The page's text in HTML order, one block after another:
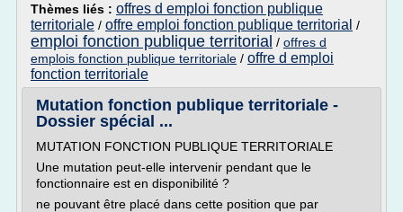
Thèmes liés : offres d emploi fonction publique
territoriale / offre emploi fonction publique territorial /
emploi fonction publique territorial / offres d
emplois fonction publique territoriale / offre d emploi
fonction territoriale
Mutation fonction publique territoriale -
Dossier spécial ...
MUTATION FONCTION PUBLIQUE TERRITORIALE
Une mutation peut-elle intervenir pendant que le
fonctionnaire est en disponibilité ?
ne pouvant être placé dans cette position que par